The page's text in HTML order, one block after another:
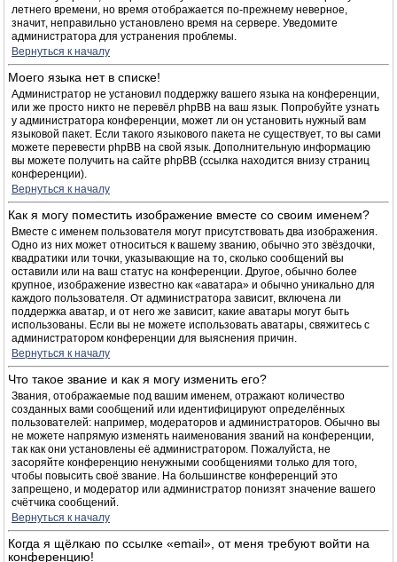
летнего времени, но время отображается по-прежнему неверное,
значит, неправильно установлено время на сервере. Уведомите
администратора для устранения проблемы.
Вернуться к началу
Моего языка нет в списке!
Администратор не установил поддержку вашего языка на конференции,
или же просто никто не перевёл phpBB на ваш язык. Попробуйте узнать
у администратора конференции, может ли он установить нужный вам
языковой пакет. Если такого языкового пакета не существует, то вы сами
можете перевести phpBB на свой язык. Дополнительную информацию
вы можете получить на сайте phpBB (ссылка находится внизу страниц
конференции).
Вернуться к началу
Как я могу поместить изображение вместе со своим именем?
Вместе с именем пользователя могут присутствовать два изображения.
Одно из них может относиться к вашему званию, обычно это звёздочки,
квадратики или точки, указывающие на то, сколько сообщений вы
оставили или на ваш статус на конференции. Другое, обычно более
крупное, изображение известно как «аватара» и обычно уникально для
каждого пользователя. От администратора зависит, включена ли
поддержка аватар, и от него же зависит, какие аватары могут быть
использованы. Если вы не можете использовать аватары, свяжитесь с
администратором конференции для выяснения причин.
Вернуться к началу
Что такое звание и как я могу изменить его?
Звания, отображаемые под вашим именем, отражают количество
созданных вами сообщений или идентифицируют определённых
пользователей: например, модераторов и администраторов. Обычно вы
не можете напрямую изменять наименования званий на конференции,
так как они установлены её администратором. Пожалуйста, не
засоряйте конференцию ненужными сообщениями только для того,
чтобы повысить своё звание. На большинстве конференций это
запрещено, и модератор или администратор понизят значение вашего
счётчика сообщений.
Вернуться к началу
Когда я щёлкаю по ссылке «email», от меня требуют войти на
конференцию!